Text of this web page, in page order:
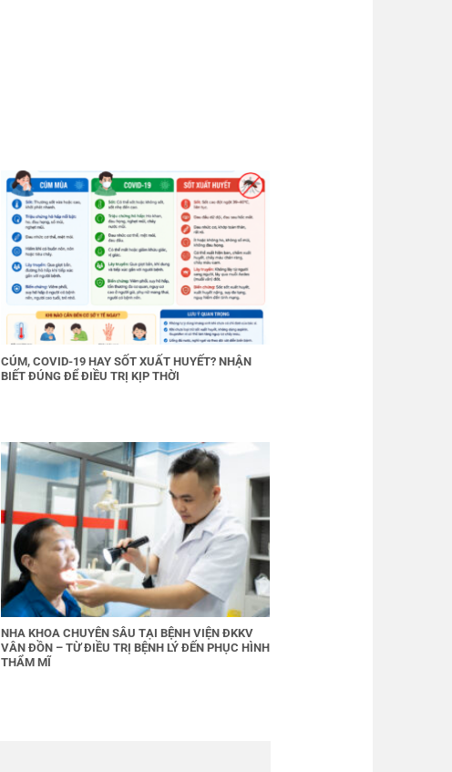
CÚM, COVID-19 HAY SỐT XUẤT HUYẾT? NHẬN
BIẾT ĐÚNG ĐỂ ĐIỀU TRỊ KỊP THỜI
NHA KHOA CHUYÊN SÂU TẠI BỆNH VIỆN ĐKKV
VÂN ĐỒN – TỪ ĐIỀU TRỊ BỆNH LÝ ĐẾN PHỤC HÌNH
THẨM MĨ